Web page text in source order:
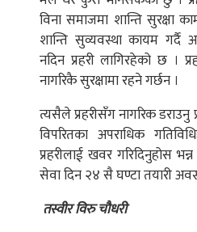
विना समाजमा शान्ति सुरक्षा
शान्ति सुव्यवस्था कायम गर्दै
नदिन प्रहरी लागिरहेको छ ।
नागरिकै सुरक्षामा रहने गर्छन ।
त्यसैले प्रहरीसँग नागरिक
विपरितका अपराधिक
प्रहरीलाई खवर गरिदिनुहोस
सेवा दिन २४ सै घण्टा तयारी
तस्वीर विरु चौधरी